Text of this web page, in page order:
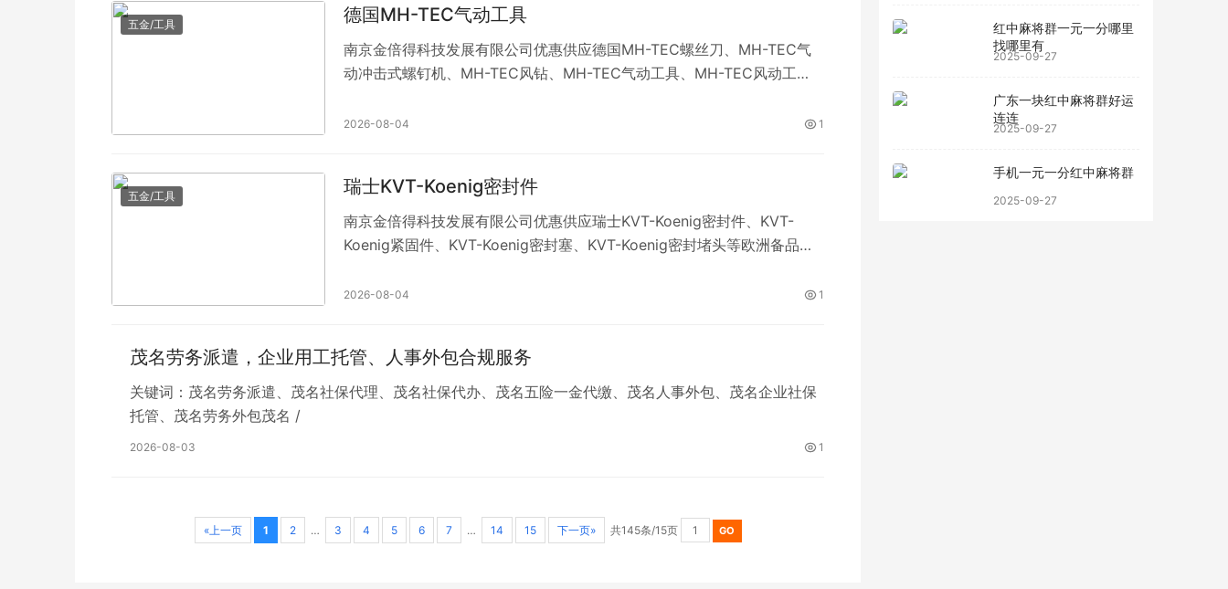
五金/工具 德国MH-TEC气动工具
南京金倍得科技发展有限公司优惠供应德国MH-TEC螺丝刀、MH-TEC气
动冲击式螺钉机、MH-TEC风钻、MH-TEC气动工具、MH-TEC风动工
MH-TEC扳手、MH-TEC平衡器、MH-TEC螺栓、MH-TEC螺钉。
2026-08-04 1
五金/工具 瑞士KVT-Koenig密封件
南京金倍得科技发展有限公司优惠供应瑞士KVT-Koenig密封件、KVT-
Koenig紧固件、KVT-Koenig密封塞、KVT-Koenig密封堵头等欧洲备品备
2026-08-04 1
茂名劳务派遣，企业用工托管、人事外包合规服务
关键词：茂名劳务派遣、茂名社保代理、茂名社保代办、茂名五险一金代缴、茂名人事外包、茂名企业社保
托管、茂名劳务外包茂名 /
2026-08-03 1
«上一页 1 2 … 3 4 5 6 7 … 14 15 下一页» 共145条/15页
红中麻将群一元一分哪里
找哪里有
2025-09-27
广东一块红中麻将群好运
连连
2025-09-27
手机一元一分红中麻将群
2025-09-27